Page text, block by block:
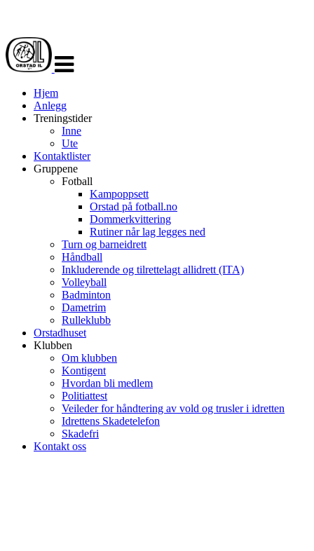
navigasjon
Hjem
Anlegg
Treningstider
Inne
Ute
Kontaktlister
Gruppene
Fotball
Kampoppsett
Orstad på fotball.no
Dommerkvittering
Rutiner når lag legges ned
Turn og barneidrett
Håndball
Inkluderende og tilrettelagt allidrett (ITA)
Volleyball
Badminton
Dametrim
Rulleklubb
Orstadhuset
Klubben
Om klubben
Kontigent
Hvordan bli medlem
Politiattest
Veileder for håndtering av vold og trusler i idretten
Idrettens Skadetelefon
Skadefri
Kontakt oss